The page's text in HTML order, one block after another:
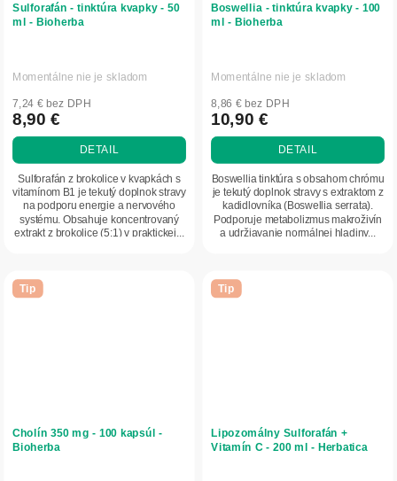
Sulforafán - tinktúra kvapky - 50
ml - Bioherba
Momentálne nie je skladom
7,24 € bez DPH
8,90 €
DETAIL
Sulforafán z brokolice v kvapkách s
vitamínom B1 je tekutý doplnok stravy
na podporu energie a nervového
systému. Obsahuje koncentrovaný
extrakt z brokolice (5:1) v praktickej...
Boswellia - tinktúra kvapky - 100
ml - Bioherba
Momentálne nie je skladom
8,86 € bez DPH
10,90 €
DETAIL
Boswellia tinktúra s obsahom chrómu
je tekutý doplnok stravy s extraktom z
kadidlovníka (Boswellia serrata).
Podporuje metabolizmus makroživín
a udržiavanie normálnej hladiny...
Tip
Cholín 350 mg - 100 kapsúl -
Bioherba
Tip
Lipozomálny Sulforafán +
Vitamín C - 200 ml - Herbatica